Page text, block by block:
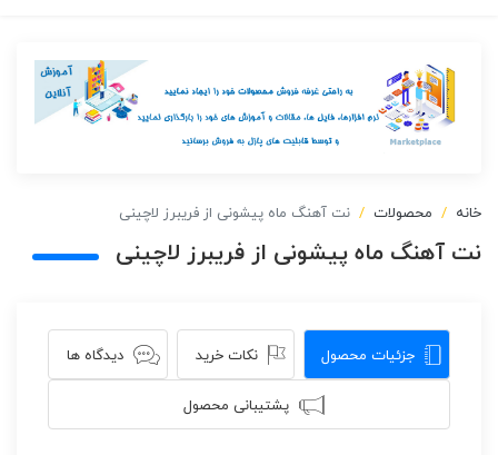
خانه محصولات نت آهنگ ماه پیشونی از فریبرز لاچینی
نت آهنگ ماه پیشونی از فریبرز لاچینی
جزئیات محصول نکات خرید دیدگاه ها
پشتیبانی محصول